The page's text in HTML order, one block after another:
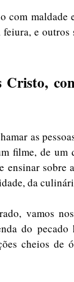
com
e
Cristo,
as
filme, de um
ensinar sobre
da
vamos
do
cheios de